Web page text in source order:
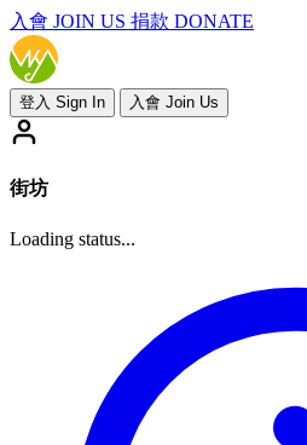
入會 JOIN US 捐款 DONATE
登入 Sign In 入會 Join Us
街坊
Loading status...